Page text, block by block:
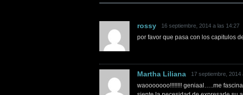
rossy 16 septiembre, 2014 a las 14:27
por favor que pasa con los capitulos
Martha Liliana 17 septiembre, 2014
waooooooo!!!!!!!! geniaal…..me